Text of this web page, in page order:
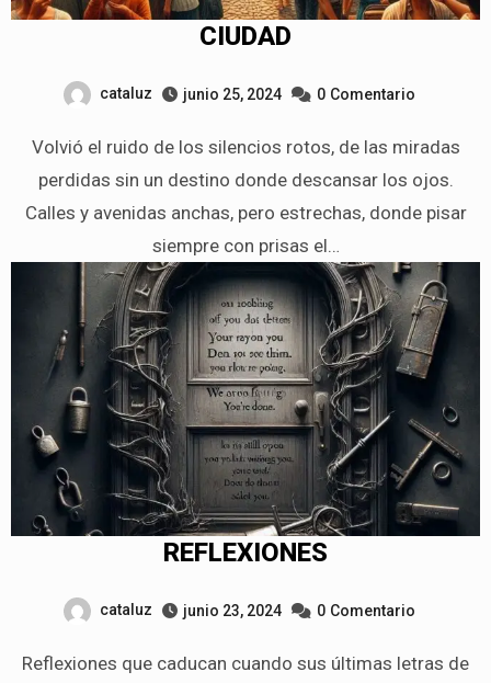
CIUDAD
cataluz junio 25, 2024 0 Comentario
Volvió el ruido de los silencios rotos, de las miradas
perdidas sin un destino donde descansar los ojos.
Calles y avenidas anchas, pero estrechas, donde pisar
siempre con prisas el…
REFLEXIONES
cataluz junio 23, 2024 0 Comentario
Reflexiones que caducan cuando sus últimas letras de